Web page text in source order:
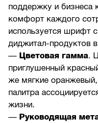
поддержку и бизнеса
комфорт каждого
используется шрифт
диджитал-продуктов
— Цветовая гамма.
приглушенный
же мягкие
палитра
жизни.
— Руководящая